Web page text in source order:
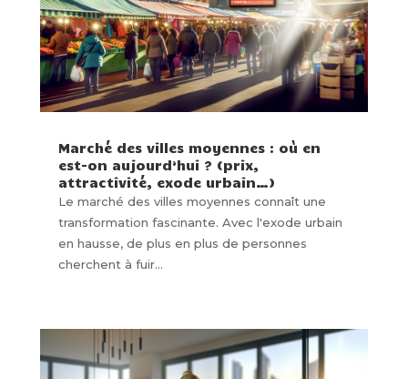
Marché des villes moyennes : où en
est-on aujourd’hui ? (prix,
attractivité, exode urbain…)
Le marché des villes moyennes connaît une
transformation fascinante. Avec l'exode urbain
en hausse, de plus en plus de personnes
cherchent à fuir...